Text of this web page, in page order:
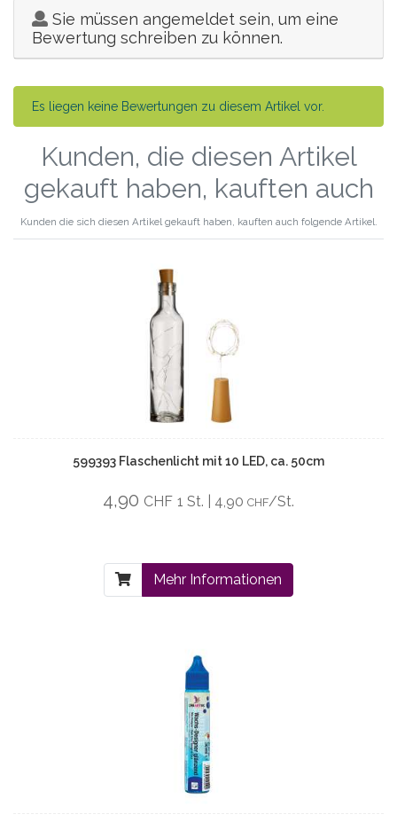
Sie müssen angemeldet sein, um eine
Bewertung schreiben zu können.
Es liegen keine Bewertungen zu diesem Artikel vor.
Kunden, die diesen Artikel
gekauft haben, kauften auch
Kunden die sich diesen Artikel gekauft haben, kauften auch folgende Artikel.
599393 Flaschenlicht mit 10 LED, ca. 50cm
4,90 CHF 1 St. | 4,90 CHF/St.
Mehr Informationen